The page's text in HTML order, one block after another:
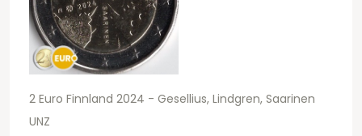
2 Euro Finnland 2024 - Gesellius, Lindgren, Saarinen
UNZ